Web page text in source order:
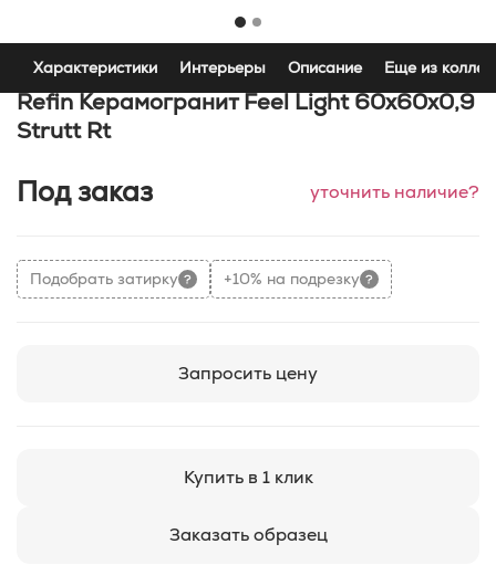
Характеристики Интерьеры Описание Еще из
Refin Керамогранит Feel Light 60x60x0,9
Strutt Rt
Под заказ уточнить наличие?
Подобрать затирку +10% на подрезку
Запросить цену
Купить в 1 клик
Заказать образец